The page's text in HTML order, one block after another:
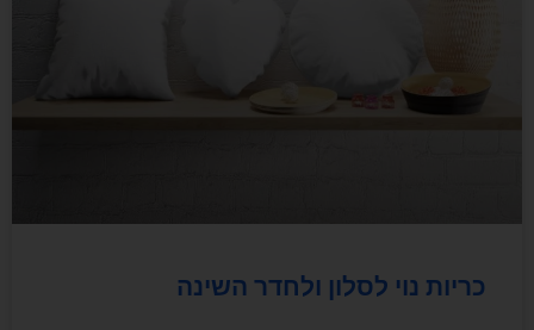
כריות נוי לסלון ולחדר השינה